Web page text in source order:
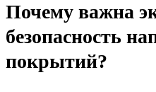
Почему важна
безопасность
покрытий?